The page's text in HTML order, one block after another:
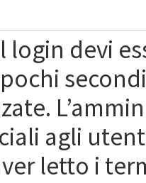
login devi
agli
letto i